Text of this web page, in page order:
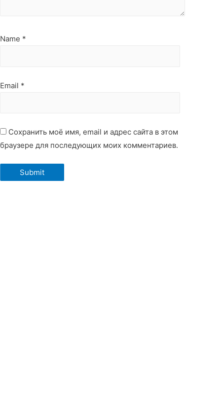
Name *
Email *
Сохранить моё имя, email и адрес сайта в этом
браузере для последующих моих комментариев.